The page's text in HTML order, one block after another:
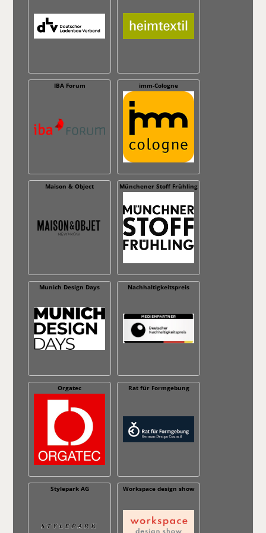
IBA Forum imm-Cologne
Maison & Object Münchener Stoff Frühling
Munich Design Days Nachhaltig­keitspreis
Orgatec Rat für Formgebung
Stylepark AG Workspace design show